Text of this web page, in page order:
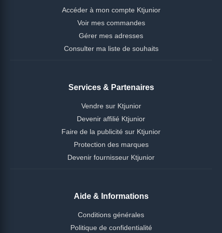
Accéder à mon compte Ktjunior
Voir mes commandes
Gérer mes adresses
Consulter ma liste de souhaits
Services & Partenaires
Vendre sur Ktjunior
Devenir affilié Ktjunior
Faire de la publicité sur Ktjunior
Protection des marques
Devenir fournisseur Ktjunior
Aide & Informations
Conditions générales
Politique de confidentialité